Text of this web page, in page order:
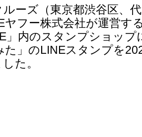
ーズ（東京都渋谷区、
ヤフー株式会社が運営す
」内のスタンプショップ
た」のLINEスタンプを
た。